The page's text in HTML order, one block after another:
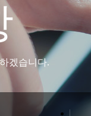
겠습니다.